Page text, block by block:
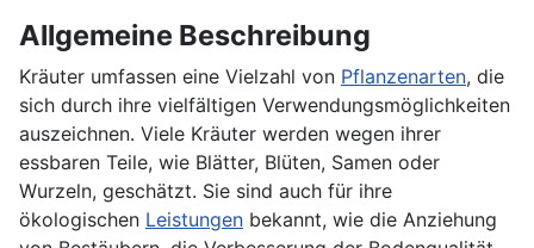
Allgemeine Beschreibung
Kräuter umfassen eine Vielzahl von Pflanzenarten, die
sich durch ihre vielfältigen Verwendungsmöglichkeiten
auszeichnen. Viele Kräuter werden wegen ihrer
essbaren Teile, wie Blätter, Blüten, Samen oder
Wurzeln, geschätzt. Sie sind auch für ihre
ökologischen Leistungen bekannt, wie die Anziehung